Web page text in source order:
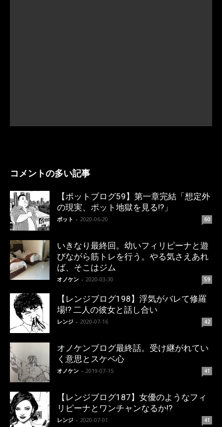
コメントの多い記事
【ポットブログ59】第一章完結「想定外
の現実、ポット地獄を見る!?」
ポット - 2020-06-20 60
いきなり最終回。幼いフィリピーナと遊
びながら筋トレを行う。やる気さえあれ
ば、そこはジム
オノケン - 2020-03-30 59
【レンジブログ198】浮気がバレて修羅
場!? 二人の彼女と話し合い
レンジ - 2020-07-16 42
オノケンブログ最終話。受け継がれてい
く意思とスケベ心
オノケン - 2019-07-15 41
【レンジブログ187】女優のようなフィ
リピーナとワンチャンなるか!?
レンジ - 2020-07-01 41